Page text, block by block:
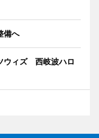
備へ
ウィズ 西岐波ハロ